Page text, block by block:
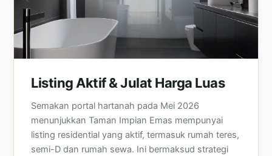
Listing Aktif & Julat Harga Luas
Semakan portal hartanah pada Mei 2026
menunjukkan Taman Impian Emas mempunyai
listing residential yang aktif, termasuk rumah teres,
semi-D dan rumah sewa. Ini bermaksud strategi